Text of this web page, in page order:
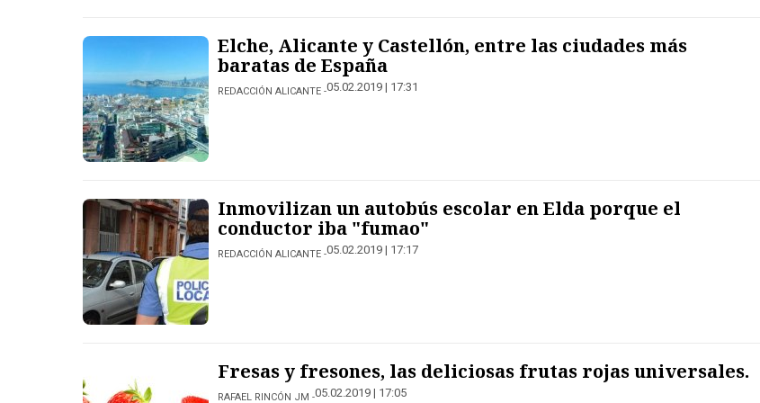
Elche, Alicante y Castellón, entre las ciudades más
baratas de España
REDACCIÓN ALICANTE 05.02.2019 | 17:31
Inmovilizan un autobús escolar en Elda porque el
conductor iba "fumao"
REDACCIÓN ALICANTE 05.02.2019 | 17:17
Fresas y fresones, las deliciosas frutas rojas universales.
RAFAEL RINCÓN JM 05.02.2019 | 17:05